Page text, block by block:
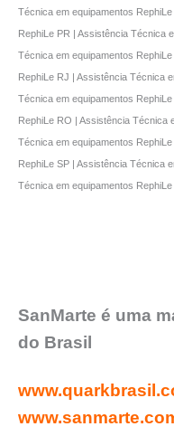
Técnica em equipamentos
RephiLe PR | Assistência Técnica
Técnica em equipamentos
RephiLe RJ | Assistência Técnica
Técnica em equipamentos
RephiLe RO | Assistência Técnica
Técnica em equipamentos
RephiLe SP | Assistência Técnica
Técnica em equipamentos
SanMarte é uma
do Brasil